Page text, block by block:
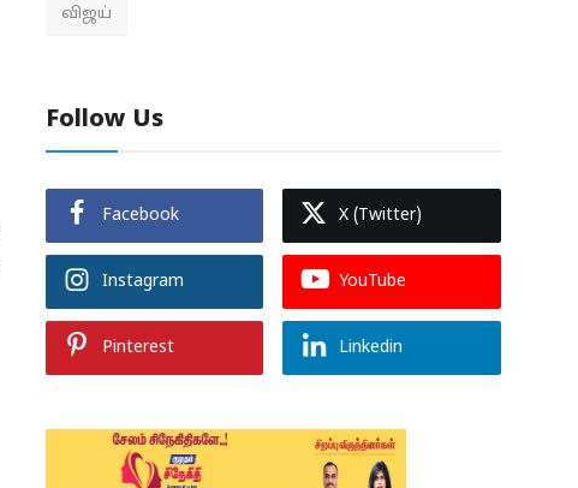
விஜய்
Follow Us
Facebook X (Twitter)
Instagram YouTube
Pinterest Linkedin